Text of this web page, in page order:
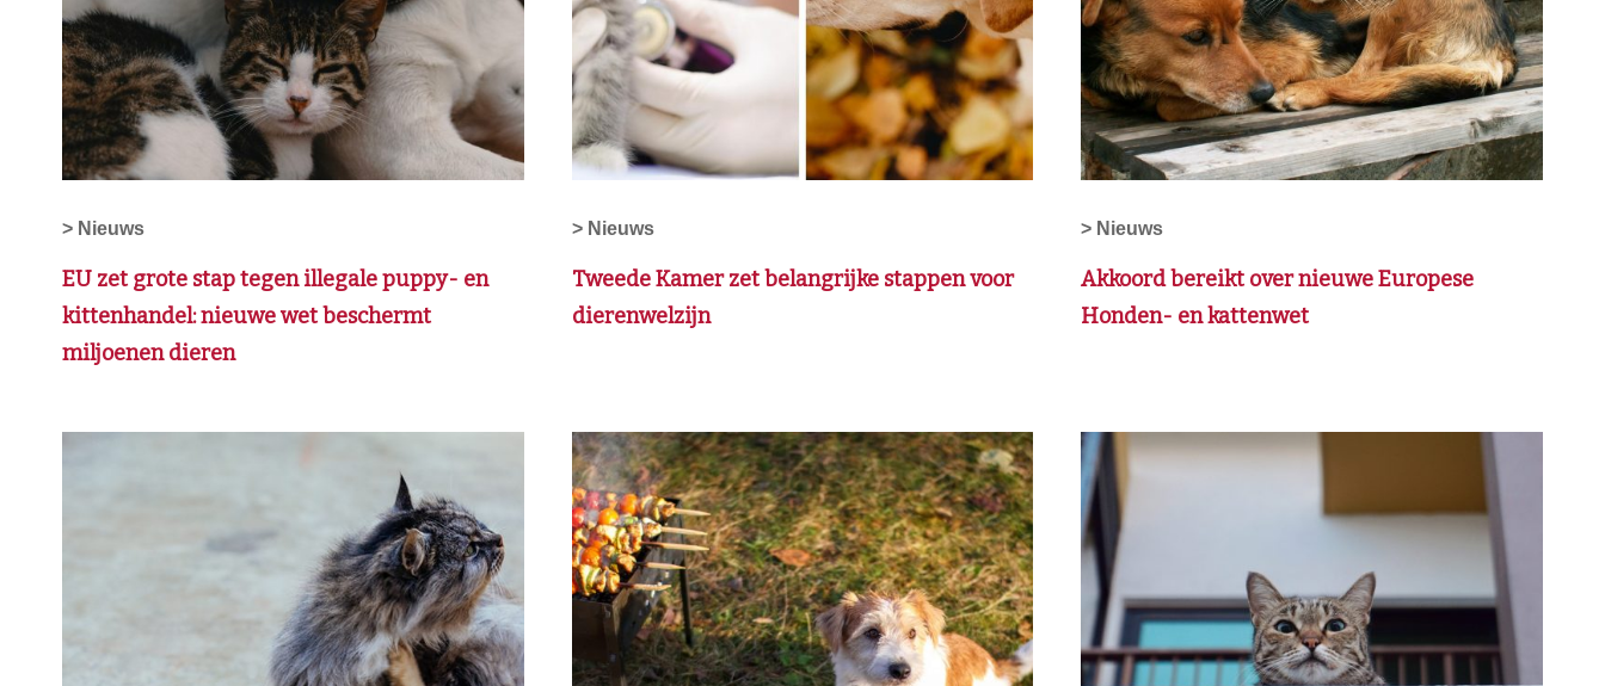
> Nieuws
EU zet grote stap tegen illegale puppy- en
kittenhandel: nieuwe wet beschermt
miljoenen dieren
> Nieuws
Tweede Kamer zet belangrijke stappen voor
dierenwelzijn
> Nieuws
Akkoord bereikt over nieuwe Europese
Honden- en kattenwet